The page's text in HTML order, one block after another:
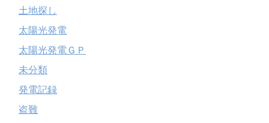
土地探し
太陽光発電
太陽光発電ＧＰ
未分類
発電記録
盗難